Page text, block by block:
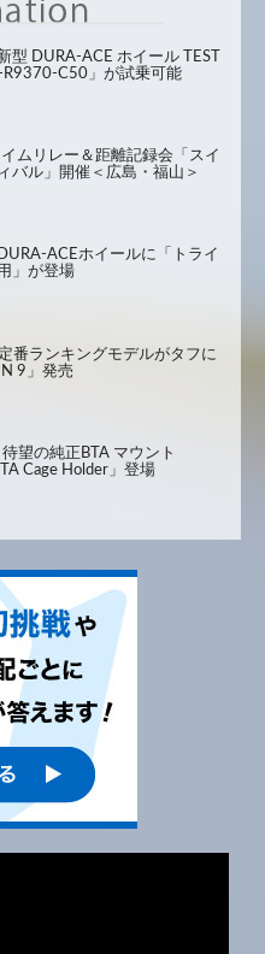
型 DURA-ACE ホイール TEST
R9370-C50」が試乗可能
ムリレー＆距離記録会「スイ
バル」開催＜広島・福山＞
ACEホイールに「トライ
」が登場
定番ランキングモデルがタフに
9」発売
待望の純正BTA マウント
Cage Holder」登場